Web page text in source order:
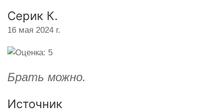
Серик К.
16 мая 2024 г.
Брать можно.
Источник